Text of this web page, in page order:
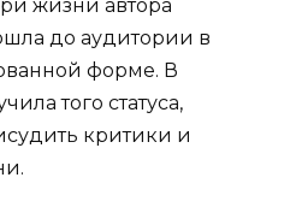
жизни автора
до аудитории в
форме. В
того статуса,
критики и